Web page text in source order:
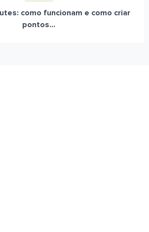
como funcionam e como criar
pontos...